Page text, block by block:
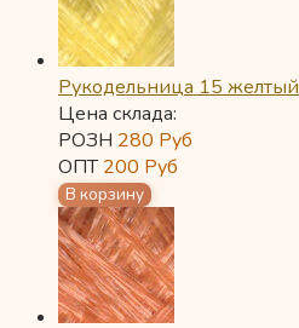
Рукодельница 15 желтый
Цена склада:
РОЗН 280 Руб
ОПТ200 Руб